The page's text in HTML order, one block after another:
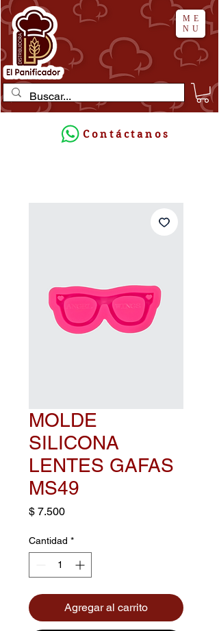
ME
NU
Contáctanos
MOLDE
SILICONA
LENTES GAFAS
MS49
$ 7.500Precio
Cantidad *
Agregar al carrito